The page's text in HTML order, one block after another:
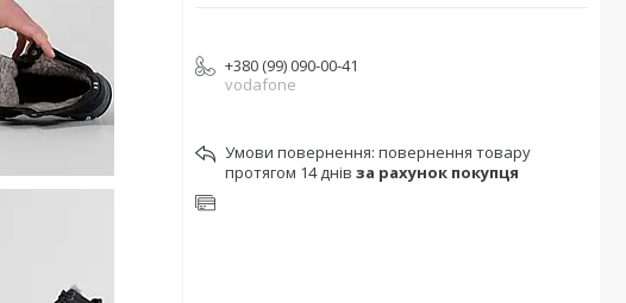
+380 (99) 090-00-41
vodafone
повернення товару
протягом 14 днів за рахунок покупця